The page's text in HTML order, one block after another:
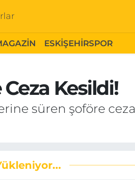
ESKİŞEHİRSPOR
Kesildi!
süren şoföre ceza